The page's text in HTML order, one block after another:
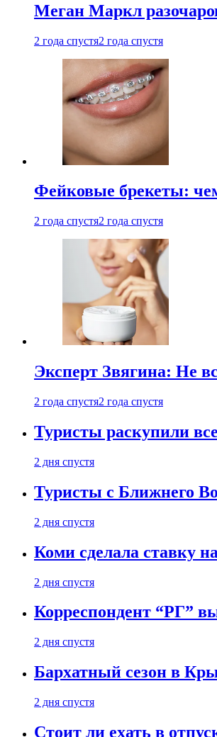
Меган Маркл
2 года спустя2 года спустя
Фейковые брекеты:
2 года спустя2 года спустя
Эксперт Звягина: Не
2 года спустя2 года спустя
Туристы раскупили
2 дня спустя
Туристы с Ближнего
2 дня спустя
Коми сделала ставку
2 дня спустя
Корреспондент “РГ”
2 дня спустя
Бархатный сезон в
2 дня спустя
Стоит ли ехать в